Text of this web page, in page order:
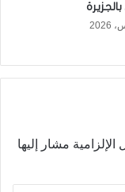
الإلزامية مشار إليها